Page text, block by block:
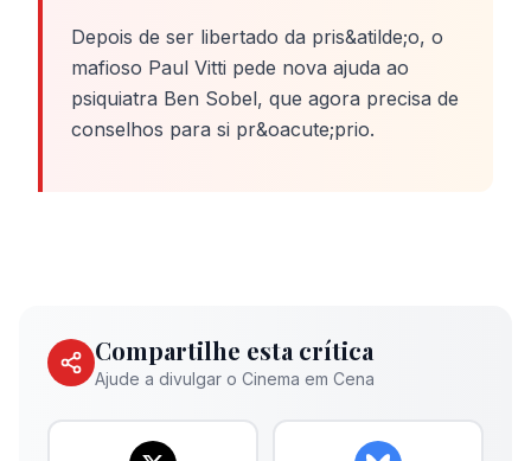
Depois de ser libertado da pris&atilde;o, o
mafioso Paul Vitti pede nova ajuda ao
psiquiatra Ben Sobel, que agora precisa de
conselhos para si pr&oacute;prio.
Compartilhe esta crítica
Ajude a divulgar o Cinema em Cena